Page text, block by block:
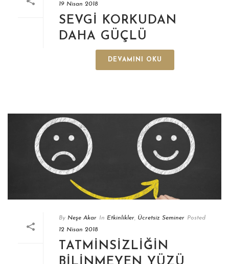
19 Nisan 2018
SEVGI KORKUDAN
DAHA GÜÇLÜ
DEVAMINI OKU
By Neşe Akar In Etkinlikler Ücretsiz Seminer Posted
12 Nisan 2018
TATMINSIZLIĞIN